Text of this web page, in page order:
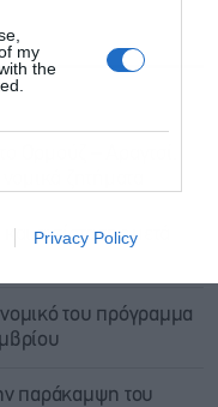
my
the
Privacy Policy
Ορμούζ – Αραγτσί:
ζητήματα
αντίστασης μετά
του πρόγραμμα
παράκαμψη του